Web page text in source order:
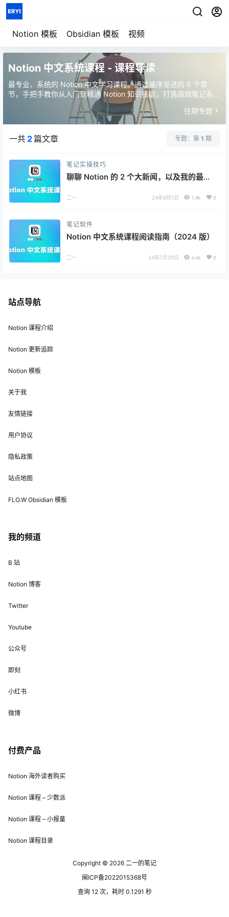
Notion 模板 Obsidian 模板 视频
Notion 中文系统课程 - 课程导读
最专业、系统的 Notion 中文学习课程。通过循序渐进的 6 个章
节，手把手教你从入门到精通 Notion 知识技能，打造高效笔记系
统，提升个人生产力
往期专题
一共 2篇文章 专题：第 1 期
笔记实操技巧
聊聊 Notion 的 2 个大新闻，以及我的最新
二一 24年8月1日 1.8k 0
笔记软件
Notion 中文系统课程阅读指南（2024 版）
二一 24年7月29日 4.6k 0
站点导航
Notion 课程介绍
Notion 更新追踪
Notion 模板
关于我
友情链接
用户协议
隐私政策
站点地图
FLO.W Obsidian 模板
我的频道
B 站
Notion 博客
Twitter
Youtube
公众号
即刻
小红书
微博
付费产品
Notion 海外读者购买
Notion 课程 – 少数派
Notion 课程 – 小报童
Notion 课程目录
Copyright © 2026 二一的笔记
闽ICP备2022015368号
查询 12 次，耗时 0.1291 秒
笔记、任务、项目与人生